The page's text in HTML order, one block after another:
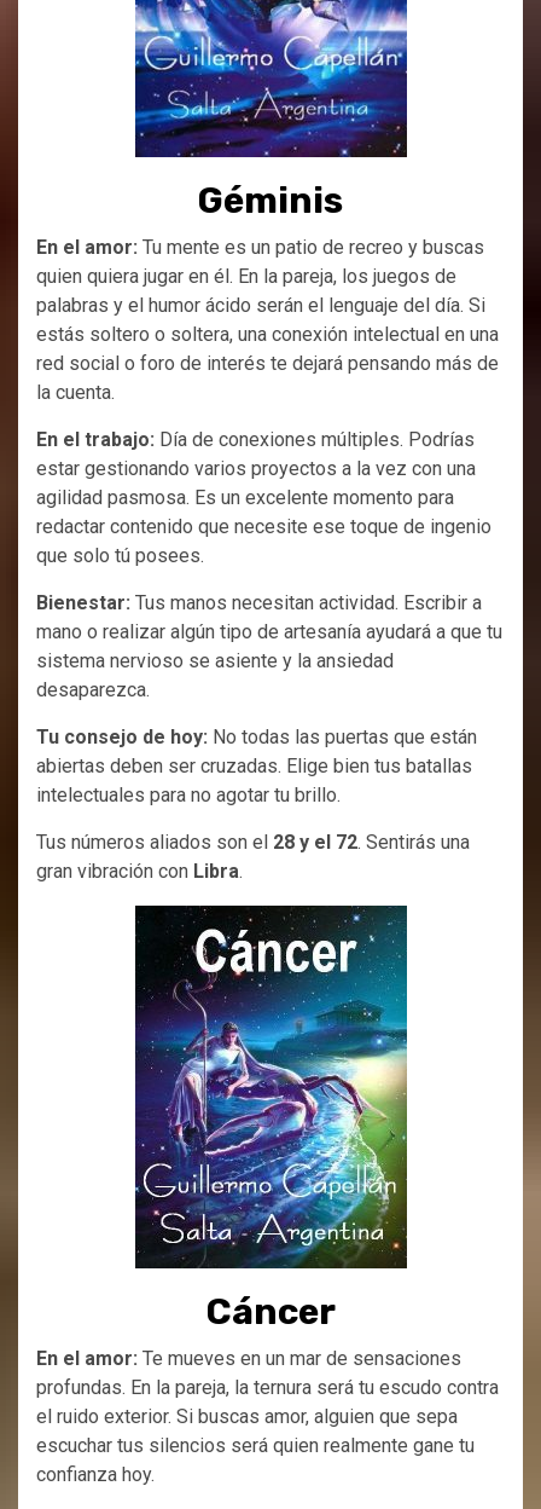
Géminis
En el amor: Tu mente es un patio de recreo y buscas
quien quiera jugar en él. En la pareja, los juegos de
palabras y el humor ácido serán el lenguaje del día. Si
estás soltero o soltera, una conexión intelectual en una
red social o foro de interés te dejará pensando más de
la cuenta.
En el trabajo: Día de conexiones múltiples. Podrías
estar gestionando varios proyectos a la vez con una
agilidad pasmosa. Es un excelente momento para
redactar contenido que necesite ese toque de ingenio
que solo tú posees.
Bienestar: Tus manos necesitan actividad. Escribir a
mano o realizar algún tipo de artesanía ayudará a que tu
sistema nervioso se asiente y la ansiedad
desaparezca.
Tu consejo de hoy: No todas las puertas que están
abiertas deben ser cruzadas. Elige bien tus batallas
intelectuales para no agotar tu brillo.
Tus números aliados son el 28 y el 72. Sentirás una
gran vibración con Libra.
Cáncer
En el amor: Te mueves en un mar de sensaciones
profundas. En la pareja, la ternura será tu escudo contra
el ruido exterior. Si buscas amor, alguien que sepa
escuchar tus silencios será quien realmente gane tu
confianza hoy.